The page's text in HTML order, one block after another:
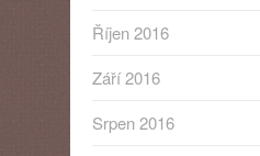
Říjen 2016
Září 2016
Srpen 2016